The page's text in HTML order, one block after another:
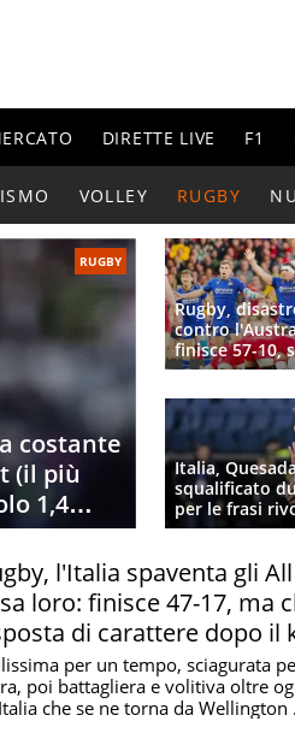
DIRETTE LIVE F1
VOLLEY RUGBY
RUGBY
costante
(il più
1,4
Rugby,
contro
finisce 57-10,
Lamaro (e
Italia,
squalificato
per le frasi
all'arbitro:
per l'Australia
l'Italia spaventa gli
loro: finisce 47-17, ma
di carattere dopo il
per un tempo, sciagurata
poi battagliera e volitiva oltre
che se ne torna da Wellington